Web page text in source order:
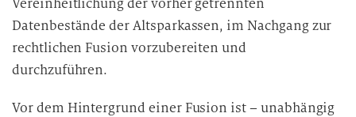
Vereinheitlichung der vorher getrennten
Datenbestände der Altsparkassen, im Nachgang zur
rechtlichen Fusion vorzubereiten und
durchzuführen.
Vor dem Hintergrund einer Fusion ist – unabhängig